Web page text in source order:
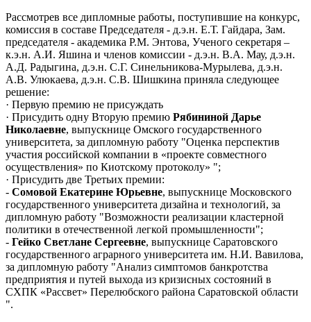
Рассмотрев все дипломные работы, поступившие на конкурс,
комиссия в составе Председателя - д.э.н. Е.Т. Гайдара, Зам.
председателя - академика Р.М. Энтова, Ученого секретаря –
к.э.н. А.И. Яшина и членов комиссии - д.э.н. В.А. Мау, д.э.н.
А.Д. Радыгина, д.э.н. С.Г. Синельникова-Мурылева, д.э.н.
А.В. Улюкаева, д.э.н. С.В. Шишкина приняла следующее
решение:
· Первую премию не присуждать
· Присудить одну Вторую премию Рябининой Дарье
Николаевне, выпускнице Омского государственного
университета, за дипломную работу "Оценка перспектив
участия российской компании в «проекте совместного
осуществления» по Киотскому протоколу» ";
· Присудить две Третьих премии:
- Сомовой Екатерине Юрьевне, выпускнице Московского
государственного университета дизайна и технологий, за
дипломную работу "Возможности реализации кластерной
политики в отечественной легкой промышленности";
- Гейко Светлане Сергеевне, выпускнице Саратовского
государственного аграрного университета им. Н.И. Вавилова,
за дипломную работу "Анализ симптомов банкротства
предприятия и путей выхода из кризисных состояний в
СХПК «Рассвет» Перелюбского района Саратовской области
".